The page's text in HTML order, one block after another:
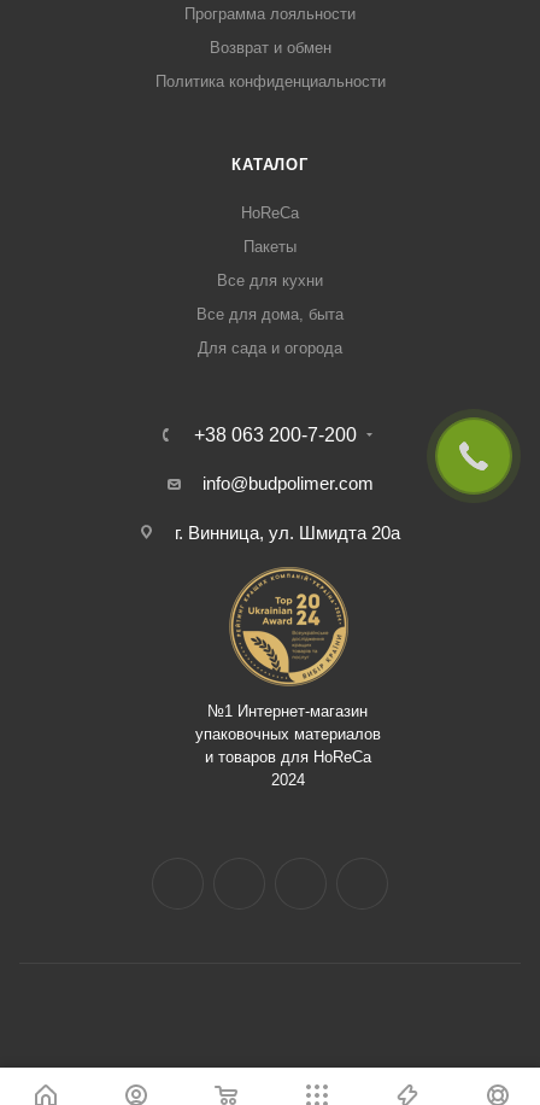
Программа лояльности
Возврат и обмен
Политика конфиденциальности
КАТАЛОГ
HoReCa
Пакеты
Все для кухни
Все для дома, быта
Для сада и огорода
+38 063 200-7-200
info@budpolimer.com
г. Винница, ул. Шмидта 20а
№1 Интернет-магазин
упаковочных материалов
и товаров для HoReCa
2024